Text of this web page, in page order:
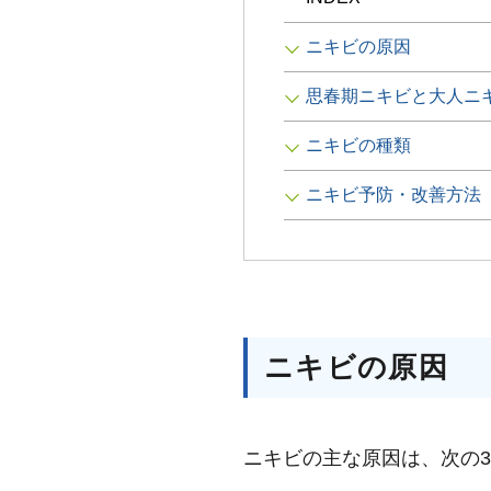
ニキビの原因
思春期ニキビと大人ニ
ニキビの種類
ニキビ予防・改善方法
ニキビの原因
ニキビの主な原因は、次の3